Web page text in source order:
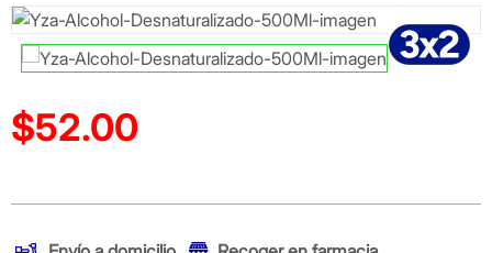
Precio reducido de
$52.00